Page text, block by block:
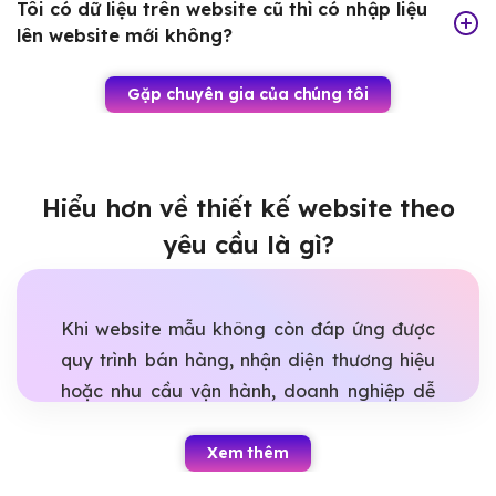
Tôi có dữ liệu trên website cũ thì có nhập liệu
lên website mới không?
Gặp chuyên gia của chúng tôi
Hiểu hơn về thiết kế website theo
yêu cầu là gì?
Khi website mẫu không còn đáp ứng được
quy trình bán hàng, nhận diện thương hiệu
hoặc nhu cầu vận hành, doanh nghiệp dễ
vẫn thiếu tính năng quan trọng. Thiết kế
Xem thêm